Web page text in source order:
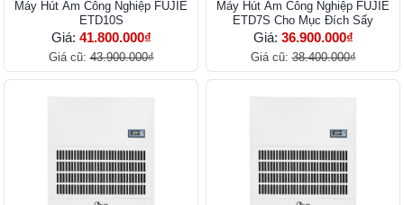
Máy Hút Ẩm Công Nghiệp FUJIE
ETD10S
Giá: 41.800.000₫
Giá cũ:43.900.000₫
Máy Hút Ẩm Công Nghiệp FUJIE
ETD7S Cho Mục Đích Sấy
Giá: 36.900.000₫
Giá cũ:38.400.000₫